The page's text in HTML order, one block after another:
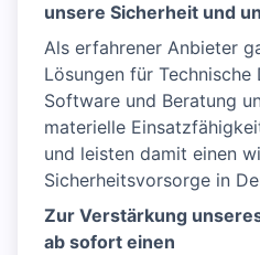
unsere Sicherheit und
Als erfahrener Anbieter
Lösungen für Technische
Software und Beratung
materielle
und leisten damit einen
Sicherheitsvorsorge in
Zur Verstärkung
ab sofort einen